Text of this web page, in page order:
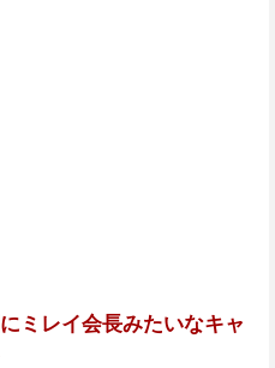
ミレイ会長みたいなキャ